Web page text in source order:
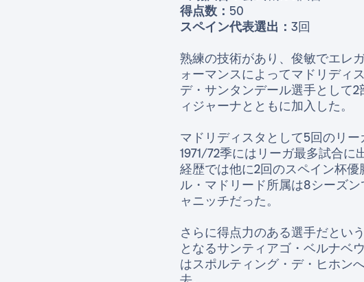
得点数： 50
スペイン代表選出： 3回
熟練の技術があり、俊敏でエレ
ォーマンスによってマドリディ
デ・サンタンデール選手として
ィジャーナとともに加入した。
マドリディスタとして5回のリ
1971/72季にはリーガ最多試合
経歴では他に2回のスペイン杯
ル・マドリード所属は8シーズ
ャニッチだった。
さらに得点力のある選手だとい
となるサンティアゴ・ベルナベ
はスポルティング・デ・ヒホン